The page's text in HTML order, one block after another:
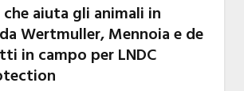
che aiuta gli animali in
Wertmuller, Mennoia e de
in campo per LNDC